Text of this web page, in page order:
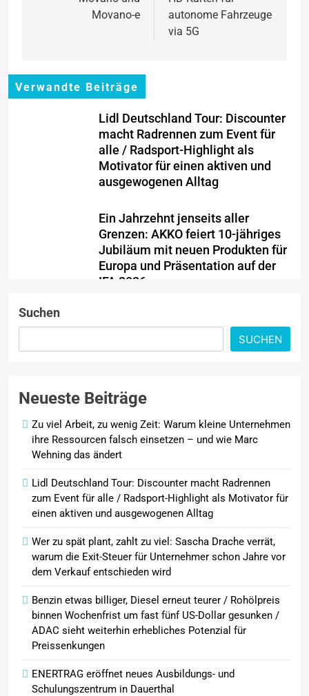
Movano-e
autonome Fahrzeuge
via 5G
Verwandte Beiträge
Lidl Deutschland Tour: Discounter
macht Radrennen zum Event für
alle / Radsport-Highlight als
Motivator für einen aktiven und
ausgewogenen Alltag
Ein Jahrzehnt jenseits aller
Grenzen: AKKO feiert 10-jähriges
Jubiläum mit neuen Produkten für
Europa und Präsentation auf der
IFA 2026
die JP Consulting GmbH keine
Leads mehr verteilt
Mülleimer-Erfrischer auf den
Markt und bietet ab sofort eine
effektive Lösung gegen
unangenehme Mülleimergerüche
Suchen
SUCHEN
Neueste Beiträge
Zu viel Arbeit, zu wenig Zeit: Warum kleine Unternehmen
ihre Ressourcen falsch einsetzen – und wie Marc
Wehning das ändert
Lidl Deutschland Tour: Discounter macht Radrennen
zum Event für alle / Radsport-Highlight als Motivator für
einen aktiven und ausgewogenen Alltag
Wer zu spät plant, zahlt zu viel: Sascha Drache verrät,
warum die Exit-Steuer für Unternehmer schon Jahre vor
dem Verkauf entschieden wird
Benzin etwas billiger, Diesel erneut teurer / Rohölpreis
binnen Wochenfrist um fast fünf US-Dollar gesunken /
ADAC sieht weiterhin erhebliches Potenzial für
Preissenkungen
ENERTRAG eröffnet neues Ausbildungs- und
Schulungszentrum in Dauerthal